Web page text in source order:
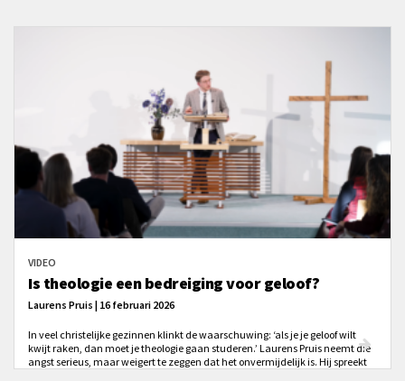
VIDEO
Is theologie een bedreiging voor geloof?
Laurens Pruis | 16 februari 2026
In veel christelijke gezinnen klinkt de waarschuwing: ‘als je je geloof wilt
kwijt raken, dan moet je theologie gaan studeren.’ Laurens Pruis neemt die
angst serieus, maar weigert te zeggen dat het onvermijdelijk is. Hij spreekt